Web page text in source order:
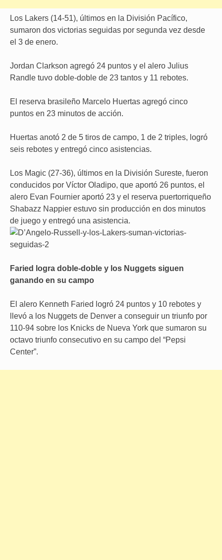
Los Lakers (14-51), últimos en la División Pacífico,
sumaron dos victorias seguidas por segunda vez desde
el 3 de enero.
Jordan Clarkson agregó 24 puntos y el alero Julius
Randle tuvo doble-doble de 23 tantos y 11 rebotes.
El reserva brasileño Marcelo Huertas agregó cinco
puntos en 23 minutos de acción.
Huertas anotó 2 de 5 tiros de campo, 1 de 2 triples, logró
seis rebotes y entregó cinco asistencias.
Los Magic (27-36), últimos en la División Sureste, fueron
conducidos por Víctor Oladipo, que aportó 26 puntos, el
alero Evan Fournier aportó 23 y el reserva puertorriqueño
Shabazz Nappier estuvo sin producción en dos minutos
de juego y entregó una asistencia.
Faried logra doble-doble y los Nuggets siguen
ganando en su campo
El alero Kenneth Faried logró 24 puntos y 10 rebotes y
llevó a los Nuggets de Denver a conseguir un triunfo por
110-94 sobre los Knicks de Nueva York que sumaron su
octavo triunfo consecutivo en su campo del “Pepsi
Center”.